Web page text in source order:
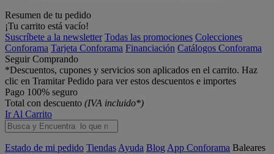
Resumen de tu pedido
¡Tu carrito está vacío!
Suscríbete a la newsletter Todas las promociones Colecciones
Conforama Tarjeta Conforama Financiación Catálogos Conforama
Seguir Comprando
*Descuentos, cupones y servicios son aplicados en el carrito. Haz
clic en Tramitar Pedido para ver estos descuentos e importes
Pago 100% seguro
Total con descuento (IVA incluido*)
Ir Al Carrito
Estado de mi pedido Tiendas Ayuda Blog App Conforama Baleares